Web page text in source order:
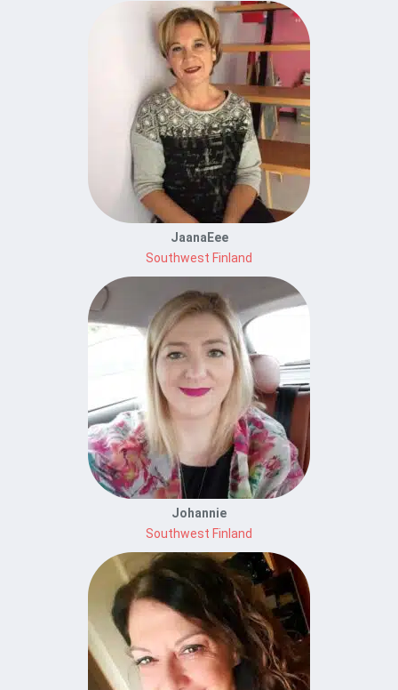
JaanaEee
Southwest Finland
Johannie
Southwest Finland